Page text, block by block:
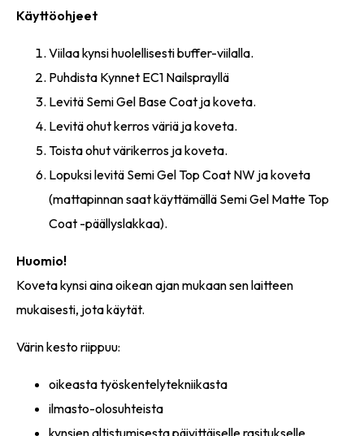
Käyttöohjeet
Viilaa kynsi huolellisesti buffer-viilalla.
Puhdista Kynnet EC1 Nailsprayllä
Levitä Semi Gel Base Coat ja koveta.
Levitä ohut kerros väriä ja koveta.
Toista ohut värikerros ja koveta.
Lopuksi levitä Semi Gel Top Coat NW ja koveta
(mattapinnan saat käyttämällä Semi Gel Matte Top
Coat -päällyslakkaa).
Huomio!
Koveta kynsi aina oikean ajan mukaan sen laitteen
mukaisesti, jota käytät.
Värin kesto riippuu:
oikeasta työskentelytekniikasta
ilmasto-olosuhteista
kynsien altistumisesta päivittäiselle rasitukselle